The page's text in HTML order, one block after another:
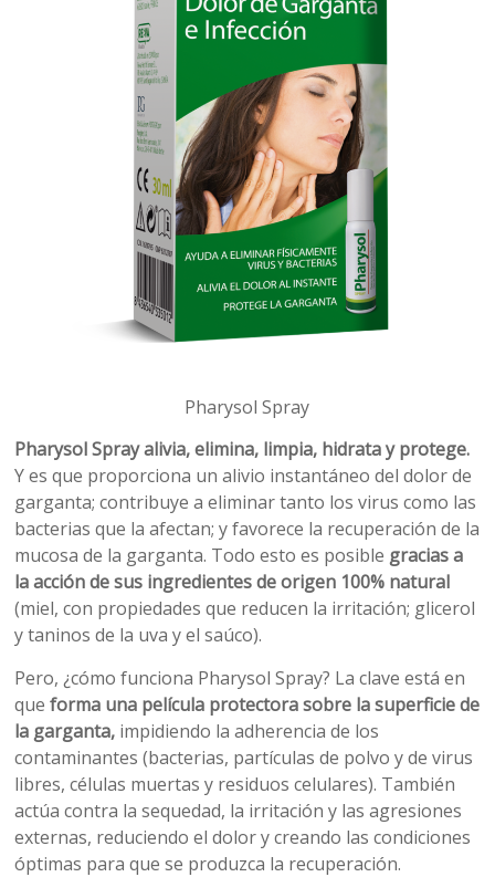
Pharysol Spray
Pharysol Spray alivia, elimina, limpia, hidrata y protege.
Y es que proporciona un alivio instantáneo del dolor de
garganta; contribuye a eliminar tanto los virus como las
bacterias que la afectan; y favorece la recuperación de la
mucosa de la garganta. Todo esto es posible gracias a
la acción de sus ingredientes de origen 100% natural
(miel, con propiedades que reducen la irritación; glicerol
y taninos de la uva y el saúco).
Pero, ¿cómo funciona Pharysol Spray? La clave está en
queforma una película protectora sobre la superficie de
la garganta, impidiendo la adherencia de los
contaminantes (bacterias, partículas de polvo y de virus
libres, células muertas y residuos celulares). También
actúa contra la sequedad, la irritación y las agresiones
externas, reduciendo el dolor y creando las condiciones
óptimas para que se produzca la recuperación.